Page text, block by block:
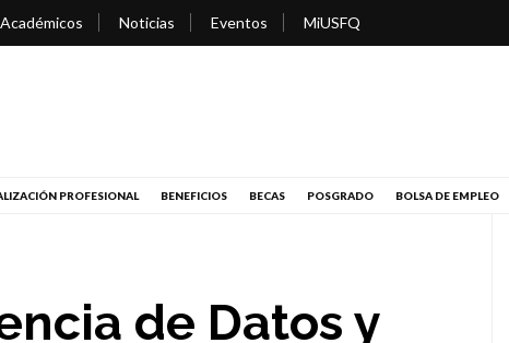
Noticias Eventos MiUSFQ
PROFESIONAL BENEFICIOS BECAS POSGRADO BOLSA DE EMPLEO
de Datos y